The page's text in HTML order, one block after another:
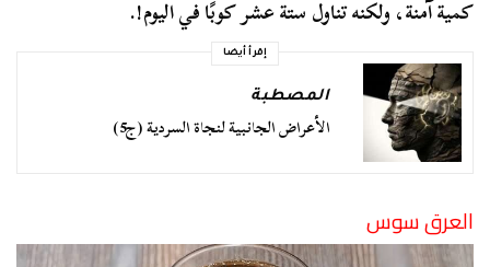
كمية آمنة، ولكنه تناول ستة عشر كوبًا في اليوم!.
إقرأ أيضا
المصطبة
الأعراض الجانبية لنجاة السردية (ج5)
العرق سوس